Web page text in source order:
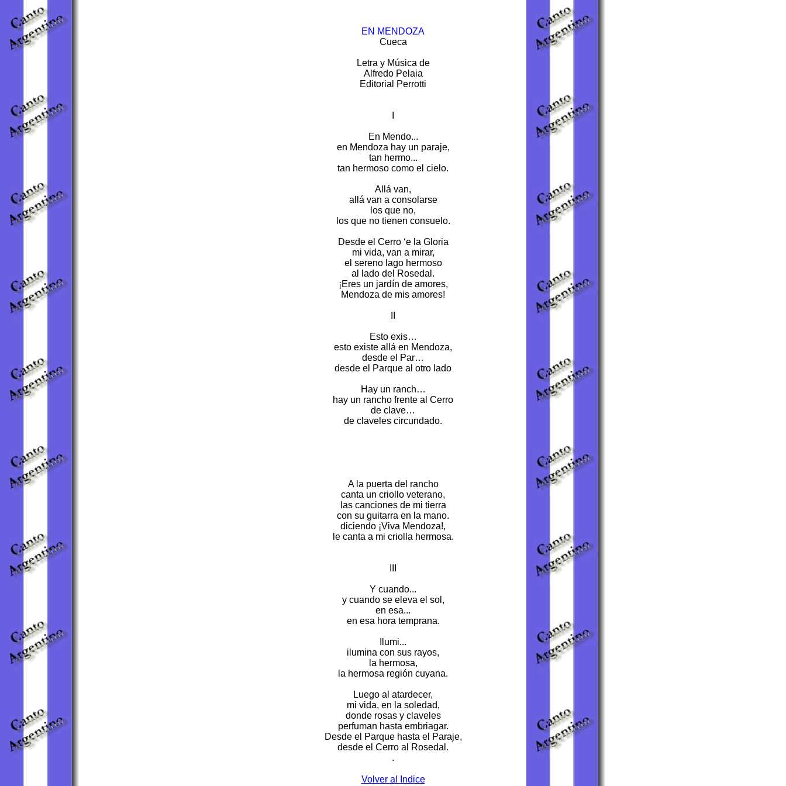
EN MENDOZA
Cueca
Letra y Música de
Alfredo Pelaia
Editorial Perrotti
En Mendo...
en Mendoza hay un paraje,
tan hermo...
tan hermoso como el cielo.
Allá van,
allá van a consolarse
los que no,
los que no tienen consuelo.
Desde el Cerro ‘e la Gloria
mi vida, van a mirar,
el sereno lago hermoso
al lado del Rosedal.
¡Eres un jardín de amores,
Mendoza de mis amores!
Esto exis…
esto existe allá en Mendoza,
desde el Par…
desde el Parque al otro lado
Hay un ranch…
hay un rancho frente al Cerro
de clave…
de claveles circundado.
A la puerta del rancho
canta un criollo veterano,
las canciones de mi tierra
con su guitarra en la mano.
diciendo ¡Viva Mendoza!,
le canta a mi criolla hermosa.
Y cuando...
y cuando se eleva el sol,
en esa...
en esa hora temprana.
Ilumi...
ilumina con sus rayos,
la hermosa,
la hermosa región cuyana.
Luego al atardecer,
mi vida, en la soledad,
donde rosas y claveles
perfuman hasta embriagar.
Desde el Parque hasta el Paraje,
desde el Cerro al Rosedal.
.
Volver al Indice